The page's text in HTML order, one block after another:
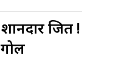
जित !